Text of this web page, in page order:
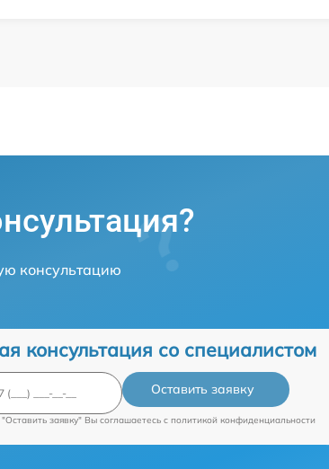
консультацию
консультация со специалистом
Оставить заявку
заявку" Вы соглашаетесь c политикой конфиденциальности